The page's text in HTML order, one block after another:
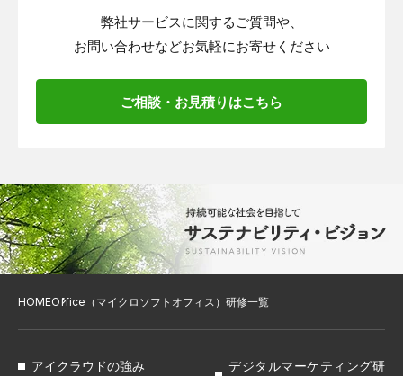
弊社サービスに関するご質問や、
お問い合わせなどお気軽にお寄せください
ご相談・お見積りはこちら
HOMEOffice（マイクロソフトオフィス）研修一覧
アイクラウドの強み
デジタルマーケティング研